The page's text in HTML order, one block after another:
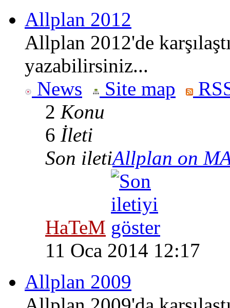
Allplan 2012
Allplan 2012'de
yazabilirsiniz...
News
Site map
2 Konu
6 İleti
Son iletiAllplan on
HaTeM
11 Oca 2014 12:17
Allplan 2009